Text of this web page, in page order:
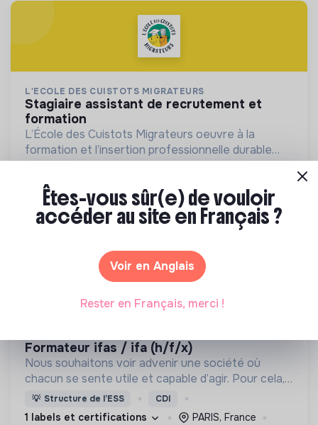
L'ECOLE DES CUISTOTS MIGRATEURS
stagiaire assistant de recrutement et
formation
L’École des Cuistots Migrateurs oeuvre à la
formation et l’insertion professionnelle durable
des personnes réfugiées et ressortissants de
pays tiers allophones par les métiers de la
restauration .
Montreuil, France Inclusion par l'Emploi
Il y a 3 jours
formateur ifas / ifa (h/f/x)
Nous souhaitons voir advenir une société où
chacun se sente utile et capable d’agir. Pour cela,
nous proposons des moyens et des lieux
d’engagement innovants et adaptés à tous.
💡 Structure de l’ESS CDI
1 labels et certifications
PARIS, France
Êtes-vous sûr(e) de vouloir
accéder au site en Français ?
Voir en Anglais
Rester en Français, merci !